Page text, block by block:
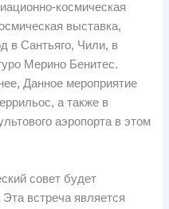
космическая
выставка,
в Сантьяго, Чили, в
Мерино Бенитес.
Данное мероприятие
а также в
аэропорта в этом
совет будет
встреча является